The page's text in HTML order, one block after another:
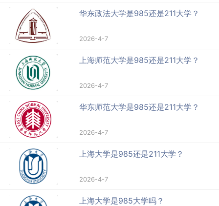
华东政法大学是985还是211大学？
2026-4-7
上海师范大学是985还是211大学？
2026-4-7
华东师范大学是985还是211大学？
2026-4-7
上海大学是985还是211大学？
2026-4-7
上海大学是985大学吗？